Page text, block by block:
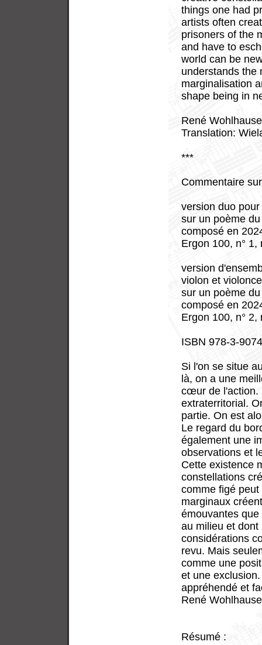
things one had
artists often
prisoners of the
and have to
world can be
understands the
marginalisation
shape being in
René
Translation:
***
Commentaire
version duo
sur un poème
composé en
Ergon 100, n°
version
violon et
sur un poème
composé en
Ergon 100, n°
ISBN 978-3-
Si l'on se situe
là, on a une
cœur de l'action.
extraterritorial.
partie. On est
Le regard du
également une
observations et
Cette existence
constellations
comme figé
marginaux
émouvantes
au milieu et
considérations
revu. Mais
comme une
et une
appréhendé et
René
Résumé :